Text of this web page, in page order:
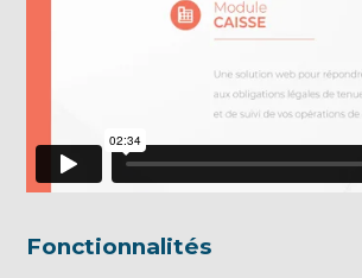
Fonctionnalités